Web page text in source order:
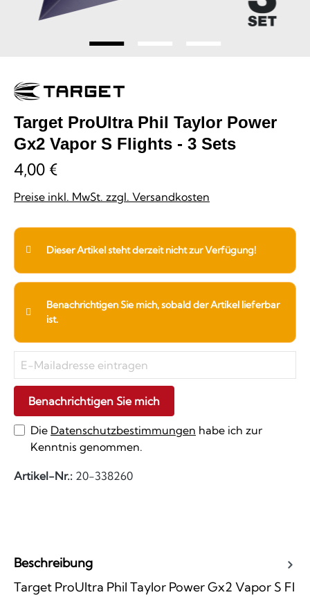
Target ProUltra Phil Taylor Power
Gx2 Vapor S Flights - 3 Sets
4,00 €
Preise inkl. MwSt. zzgl. Versandkosten
Dieser Artikel steht derzeit nicht zur Verfügung!
Benachrichtigen Sie mich, sobald der Artikel lieferbar
ist.
Benachrichtigen Sie mich
Die Datenschutzbestimmungen habe ich zur
Kenntnis genommen.
Artikel-Nr.: 20-338260
Beschreibung
Target ProUltra Phil Taylor Power Gx2 Vapor S Fl